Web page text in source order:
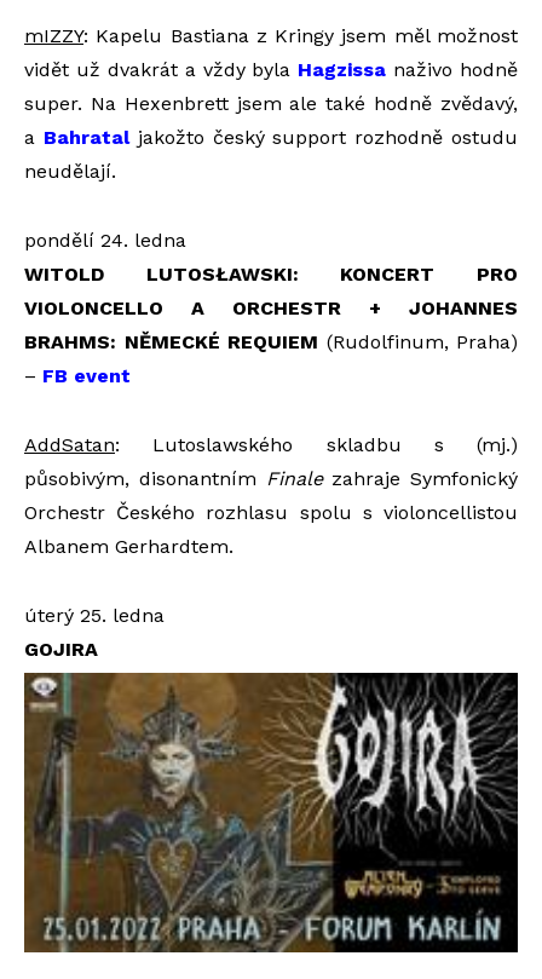
mIZZY: Kapelu Bastiana z Kringy jsem měl možnost
vidět už dvakrát a vždy byla Hagzissa naživo hodně
super. Na Hexenbrett jsem ale také hodně zvědavý,
a Bahrataljakožto český support rozhodně ostudu
neudělají.
pondělí 24. ledna
WITOLD LUTOSŁAWSKI: KONCERT PRO
VIOLONCELLO A ORCHESTR + JOHANNES
BRAHMS: NĚMECKÉ REQUIEM (Rudolfinum, Praha)
– FB event
AddSatan: Lutoslawského skladbu s (mj.)
působivým, disonantním Finalezahraje Symfonický
Orchestr Českého rozhlasu spolu s violoncellistou
Albanem Gerhardtem.
úterý 25. ledna
GOJIRA